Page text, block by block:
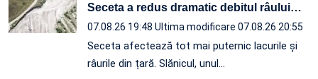
Seceta a redus dramatic debitul râului…
07.08.26 19:48 Ultima modificare 07.08.26 20:55
Seceta afectează tot mai puternic lacurile și
râurile din țară. Slănicul, unul…